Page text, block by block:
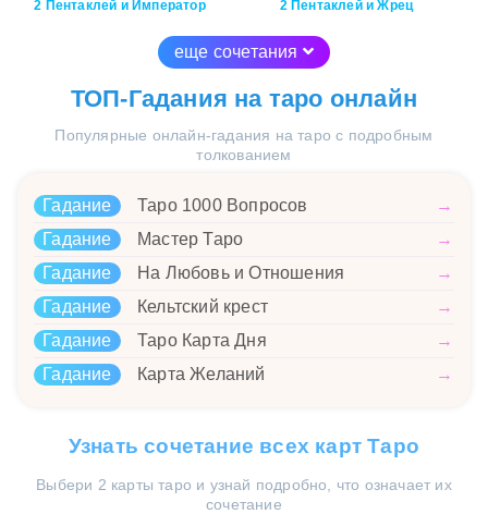
2 Пентаклей и Император 2 Пентаклей и Жрец
еще сочетания
ТОП-Гадания на таро онлайн
Популярные онлайн-гадания на таро с подробным
толкованием
Гадание Таро 1000 Вопросов
→
Гадание
Мастер Таро
→
Гадание
На Любовь и Отношения
→
Гадание
Кельтский крест
→
Гадание
Таро Карта Дня
→
Гадание
Карта Желаний →
Узнать сочетание всех карт Таро
Выбери 2 карты таро и узнай подробно, что означает их
сочетание